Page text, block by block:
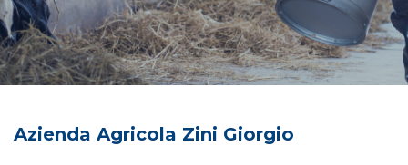
Azienda Agricola Zini Giorgio